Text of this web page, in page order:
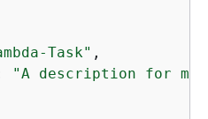
Task" ,
"A description for my